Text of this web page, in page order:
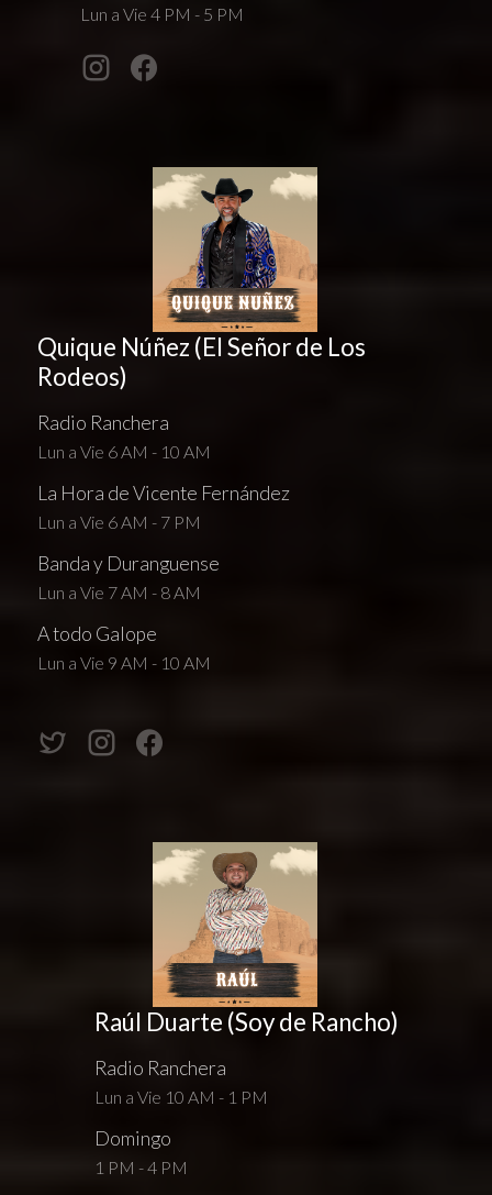
Lun a Vie 4 PM - 5 PM
Quique Núñez (El Señor de Los
Rodeos)
Radio Ranchera
Lun a Vie 6 AM - 10 AM
La Hora de Vicente Fernández
Lun a Vie 6 AM - 7 PM
Banda y Duranguense
Lun a Vie 7 AM - 8 AM
A todo Galope
Lun a Vie 9 AM - 10 AM
Raúl Duarte (Soy de Rancho)
Radio Ranchera
Lun a Vie 10 AM - 1 PM
Domingo
1 PM - 4 PM